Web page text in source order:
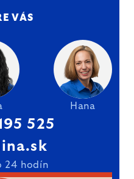
VÁS
Hana
525
24 hodín